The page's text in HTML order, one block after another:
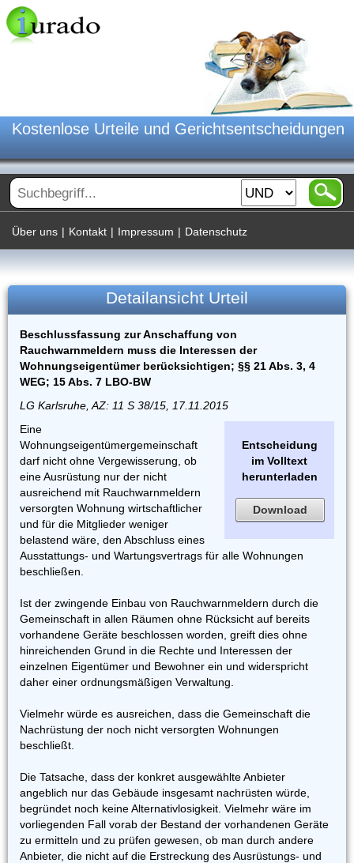
Kostenlose Urteile und Gerichtsentscheidungen
Über uns | Kontakt | Impressum | Datenschutz
Detailansicht Urteil
Beschlussfassung zur Anschaffung von
Rauchwarnmeldern muss die Interessen der
Wohnungseigentümer berücksichtigen; §§ 21 Abs. 3, 4
WEG; 15 Abs. 7 LBO-BW
LG Karlsruhe, AZ: 11 S 38/15, 17.11.2015
Entscheidung
im Volltext
herunterladen
Download
Eine
Wohnungseigentümergemeinschaft
darf nicht ohne Vergewisserung, ob
eine Ausrüstung nur der nicht
ausreichend mit Rauchwarnmeldern
versorgten Wohnung wirtschaftlicher
und für die Mitglieder weniger
belastend wäre, den Abschluss eines
Ausstattungs- und Wartungsvertrags für alle Wohnungen
beschließen.
Ist der zwingende Einbau von Rauchwarnmeldern durch die
Gemeinschaft in allen Räumen ohne Rücksicht auf bereits
vorhandene Geräte beschlossen worden, greift dies ohne
hinreichenden Grund in die Rechte und Interessen der
einzelnen Eigentümer und Bewohner ein und widerspricht
daher einer ordnungsmäßigen Verwaltung.
Vielmehr würde es ausreichen, dass die Gemeinschaft die
Nachrüstung der noch nicht versorgten Wohnungen
beschließt.
Die Tatsache, dass der konkret ausgewählte Anbieter
angeblich nur das Gebäude insgesamt nachrüsten würde,
begründet noch keine Alternativlosigkeit. Vielmehr wäre im
vorliegenden Fall vorab der Bestand der vorhandenen Geräte
zu ermitteln und zu prüfen gewesen, ob man durch andere
Anbieter, die nicht auf die Erstreckung des Ausrüstungs- und